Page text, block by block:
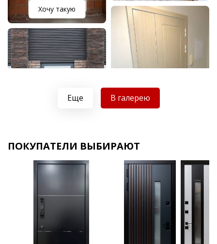
Хочу такую
Хочу такую
Еще В галерею
ПОКУПАТЕЛИ ВЫБИРАЮТ